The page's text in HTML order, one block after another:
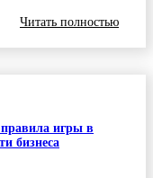
Читать полностью
игры в
бизнеса